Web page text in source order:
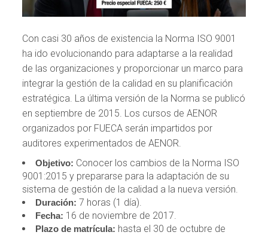
Con casi 30 años de existencia la Norma ISO 9001
ha ido evolucionando para adaptarse a la realidad
de las organizaciones y proporcionar un marco para
integrar la gestión de la calidad en su planificación
estratégica. La última versión de la Norma se publicó
en septiembre de 2015. Los cursos de AENOR
organizados por FUECA serán impartidos por
auditores experimentados de AENOR.
Objetivo: Conocer los cambios de la Norma ISO
9001:2015 y prepararse para la adaptación de su
sistema de gestión de la calidad a la nueva versión.
Duración: 7 horas (1 día).
Fecha: 16 de noviembre de 2017.
Plazo de matrícula: hasta el 30 de octubre de